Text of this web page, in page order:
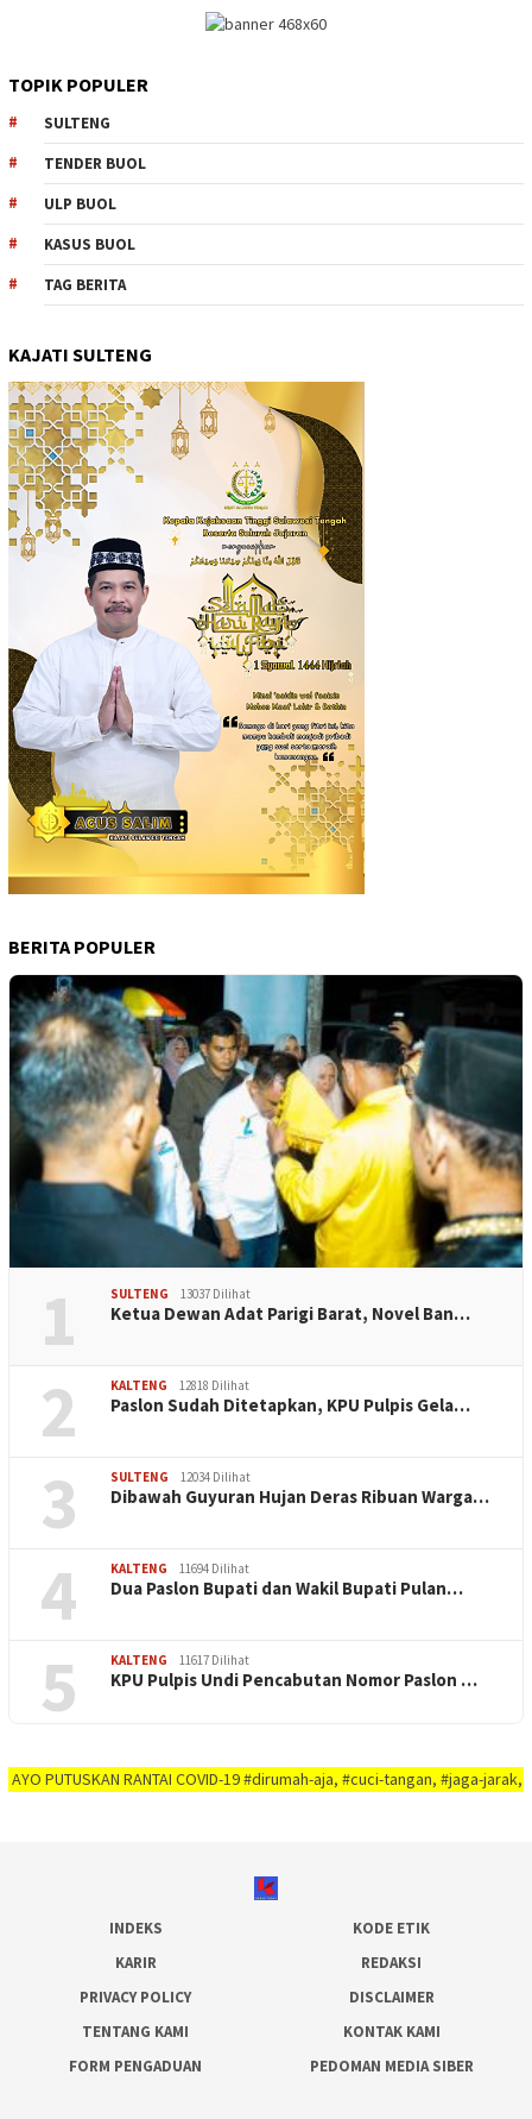
TOPIK POPULER
SULTENG
TENDER BUOL
ULP BUOL
KASUS BUOL
TAG BERITA
KAJATI SULTENG
BERITA POPULER
1 SULTENG 13037 Dilihat
Ketua Dewan Adat Parigi Barat, Novel Ban…
2 KALTENG 12818 Dilihat
Paslon Sudah Ditetapkan, KPU Pulpis Gela…
3 SULTENG 12034 Dilihat
Dibawah Guyuran Hujan Deras Ribuan Warga…
4 KALTENG 11694 Dilihat
Dua Paslon Bupati dan Wakil Bupati Pulan…
5 KALTENG 11617 Dilihat
KPU Pulpis Undi Pencabutan Nomor Paslon …
RANTAI COVID-19 #dirumah-aja, #cuci-tangan, #jaga-jarak,
INDEKS
KODE ETIK
KARIR
REDAKSI
PRIVACY POLICY
DISCLAIMER
TENTANG KAMI
KONTAK KAMI
FORM PENGADUAN
PEDOMAN MEDIA SIBER